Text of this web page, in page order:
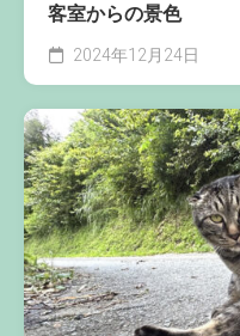
客室からの景色
2024年12月24日